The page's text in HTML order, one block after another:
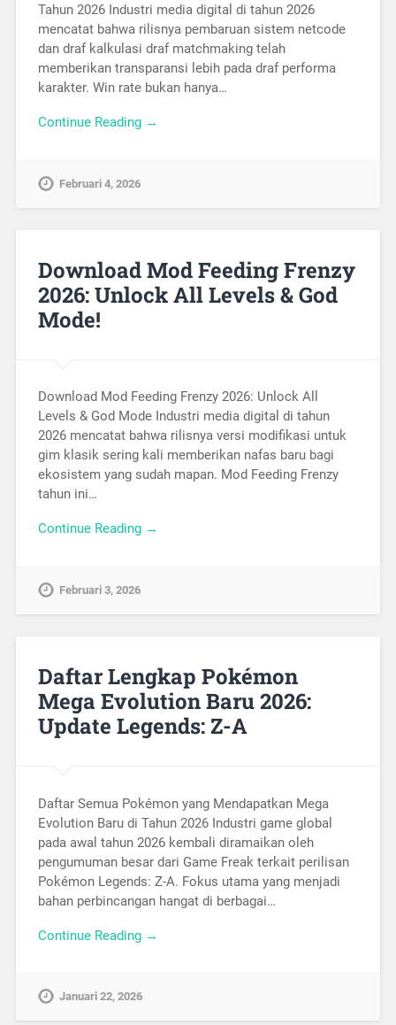
Tahun 2026 Industri media digital di tahun 2026
mencatat bahwa rilisnya pembaruan sistem netcode
dan draf kalkulasi draf matchmaking telah
memberikan transparansi lebih pada draf performa
karakter. Win rate bukan hanya…
Continue Reading →
Februari 4, 2026
Download Mod Feeding Frenzy
2026: Unlock All Levels & God
Mode!
Download Mod Feeding Frenzy 2026: Unlock All
Levels & God Mode Industri media digital di tahun
2026 mencatat bahwa rilisnya versi modifikasi untuk
gim klasik sering kali memberikan nafas baru bagi
ekosistem yang sudah mapan. Mod Feeding Frenzy
tahun ini…
Continue Reading →
Februari 3, 2026
Daftar Lengkap Pokémon
Mega Evolution Baru 2026:
Update Legends: Z-A
Daftar Semua Pokémon yang Mendapatkan Mega
Evolution Baru di Tahun 2026 Industri game global
pada awal tahun 2026 kembali diramaikan oleh
pengumuman besar dari Game Freak terkait perilisan
Pokémon Legends: Z-A. Fokus utama yang menjadi
bahan perbincangan hangat di berbagai…
Continue Reading →
Januari 22, 2026